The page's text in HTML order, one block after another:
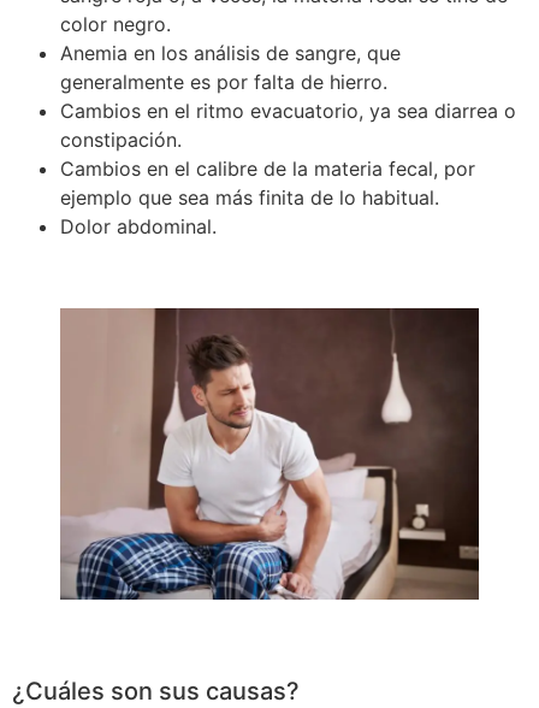
color negro.
Anemia en los análisis de sangre, que
generalmente es por falta de hierro.
Cambios en el ritmo evacuatorio, ya sea diarrea o
constipación.
Cambios en el calibre de la materia fecal, por
ejemplo que sea más finita de lo habitual.
Dolor abdominal.
¿Cuáles son sus causas?